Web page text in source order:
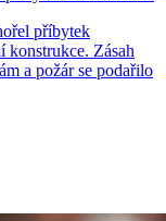
příbytek
Zásah
a požár se podařilo